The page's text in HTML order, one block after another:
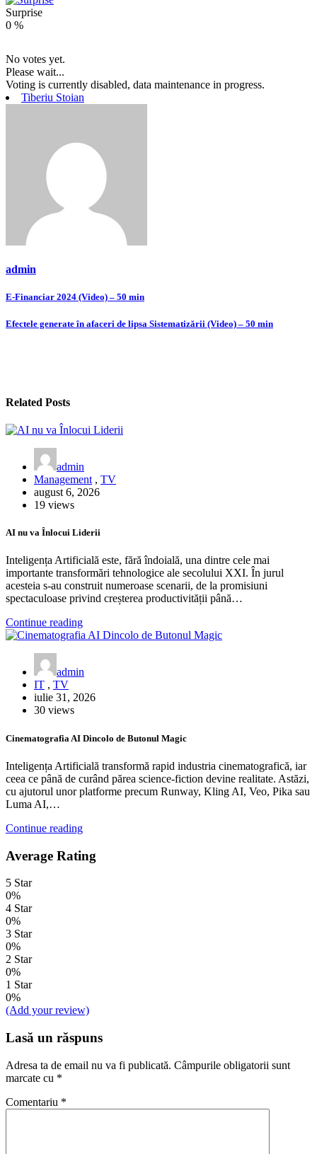
Surprise
0 %
No votes yet.
Please wait...
Voting is currently disabled, data maintenance in progress.
Tiberiu Stoian
admin
Navigare
în
E-Financiar 2024 (Video) – 50 min
Efectele generate în afaceri de lipsa Sistematizării (Video) – 50 min
Related Posts
admin
Management , TV
august 6, 2026
19 views
AI nu va Înlocui Liderii
Inteligența Artificială este, fără îndoială, una dintre cele mai
importante transformări tehnologice ale secolului XXI. În jurul
acesteia s-au construit numeroase scenarii, de la promisiuni
spectaculoase privind creșterea productivității până…
Continue reading
admin
IT , TV
iulie 31, 2026
30 views
Cinematografia AI Dincolo de Butonul Magic
Inteligența Artificială transformă rapid industria cinematografică, iar
ceea ce până de curând părea science-fiction devine realitate. Astăzi,
cu ajutorul unor platforme precum Runway, Kling AI, Veo, Pika sau
Luma AI,…
Continue reading
Average Rating
5 Star
0%
4 Star
0%
3 Star
0%
2 Star
0%
1 Star
0%
(Add your review)
Lasă un răspuns
Adresa ta de email nu va fi publicată. Câmpurile obligatorii sunt
marcate cu *
Comentariu *